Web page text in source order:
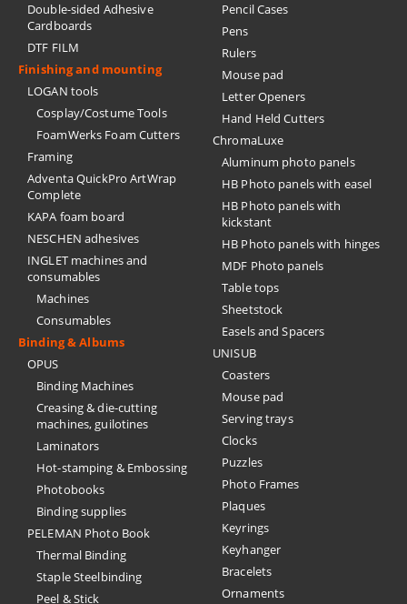
Double-sided Adhesive
Cardboards
DTF FILM
Finishing and mounting
LOGAN tools
Cosplay/Costume Tools
FoamWerks Foam Cutters
Framing
Adventa QuickPro ArtWrap
Complete
KAPA foam board
NESCHEN adhesives
INGLET machines and
consumables
Machines
Consumables
Binding & Albums
OPUS
Binding Machines
Creasing & die-cutting
machines, guilotines
Laminators
Hot-stamping & Embossing
Photobooks
Binding supplies
PELEMAN Photo Book
Thermal Binding
Staple Steelbinding
Peel & Stick
Pencil Cases
Pens
Rulers
Mouse pad
Letter Openers
Hand Held Cutters
ChromaLuxe
Aluminum photo panels
HB Photo panels with easel
HB Photo panels with
kickstant
HB Photo panels with hinges
MDF Photo panels
Table tops
Sheetstock
Easels and Spacers
UNISUB
Coasters
Mouse pad
Serving trays
Clocks
Puzzles
Photo Frames
Plaques
Keyrings
Keyhanger
Bracelets
Ornaments